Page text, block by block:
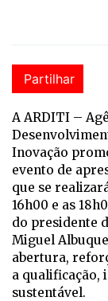
Partilhar
A ARDITI –
Inovação
evento de
que se
16h00 e as
do presidente
Miguel
abertura,
a qualificação,
sustentável.